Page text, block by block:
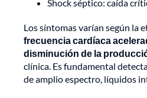
Shock séptico: caída
Los síntomas varían según la
frecuencia cardíaca
disminución de la
clínica. Es fundamental
de amplio espectro, líquidos